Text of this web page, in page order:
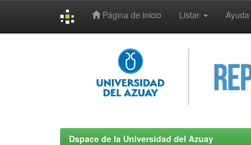
Página de inicio Listar Ayuda
Dspace de la Universidad del Azuay